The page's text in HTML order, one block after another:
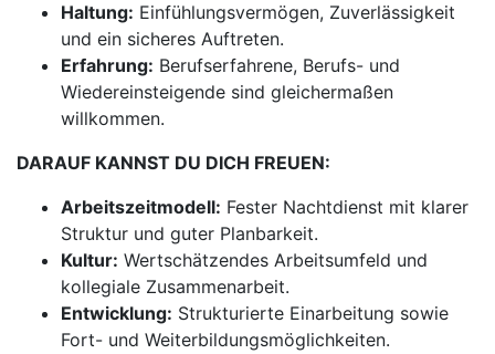
Haltung: Einfühlungsvermögen, Zuverlässigkeit
und ein sicheres Auftreten.
Erfahrung: Berufserfahrene, Berufs- und
Wiedereinsteigende sind gleichermaßen
willkommen.
DARAUF KANNST DU DICH FREUEN:
Arbeitszeitmodell: Fester Nachtdienst mit klarer
Struktur und guter Planbarkeit.
Kultur: Wertschätzendes Arbeitsumfeld und
kollegiale Zusammenarbeit.
Entwicklung: Strukturierte Einarbeitung sowie
Fort- und Weiterbildungsmöglichkeiten.